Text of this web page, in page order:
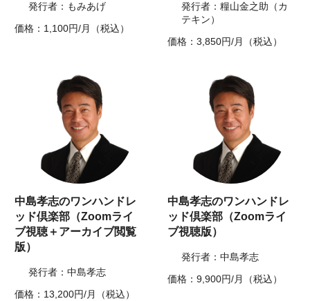
発行者：もみあげ
価格：1,100円/月（税込）
発行者：糧山金之助（カ
テキン）
価格：3,850円/月（税込）
中島孝志のワンハンドレ
ッド倶楽部（Zoomライ
ブ視聴＋アーカイブ閲覧
版）
発行者：中島孝志
価格：13,200円/月（税込）
中島孝志のワンハンドレ
ッド倶楽部（Zoomライ
ブ視聴版）
発行者：中島孝志
価格：9,900円/月（税込）